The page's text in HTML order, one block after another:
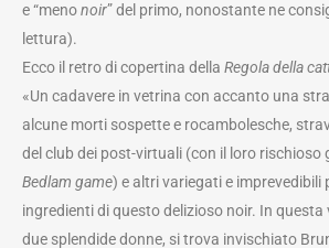
e “menonoir” del primo, nonostante ne
lettura).
Ecco il retro di copertina della Regola della
«Un cadavere in vetrina con accanto una
alcune morti sospette e rocambolesche,
del club dei post-virtuali (con il loro rischioso
Bedlam game) e altri variegati e imprevedibili
ingredienti di questo delizioso noir. In
due splendide donne, si trova invischiato